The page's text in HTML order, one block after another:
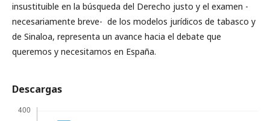
insustituible en la búsqueda del Derecho justo y el examen -
necesariamente breve- de los modelos jurídicos de tabasco y
de Sinaloa, representa un avance hacia el debate que
queremos y necesitamos en España.
Descargas